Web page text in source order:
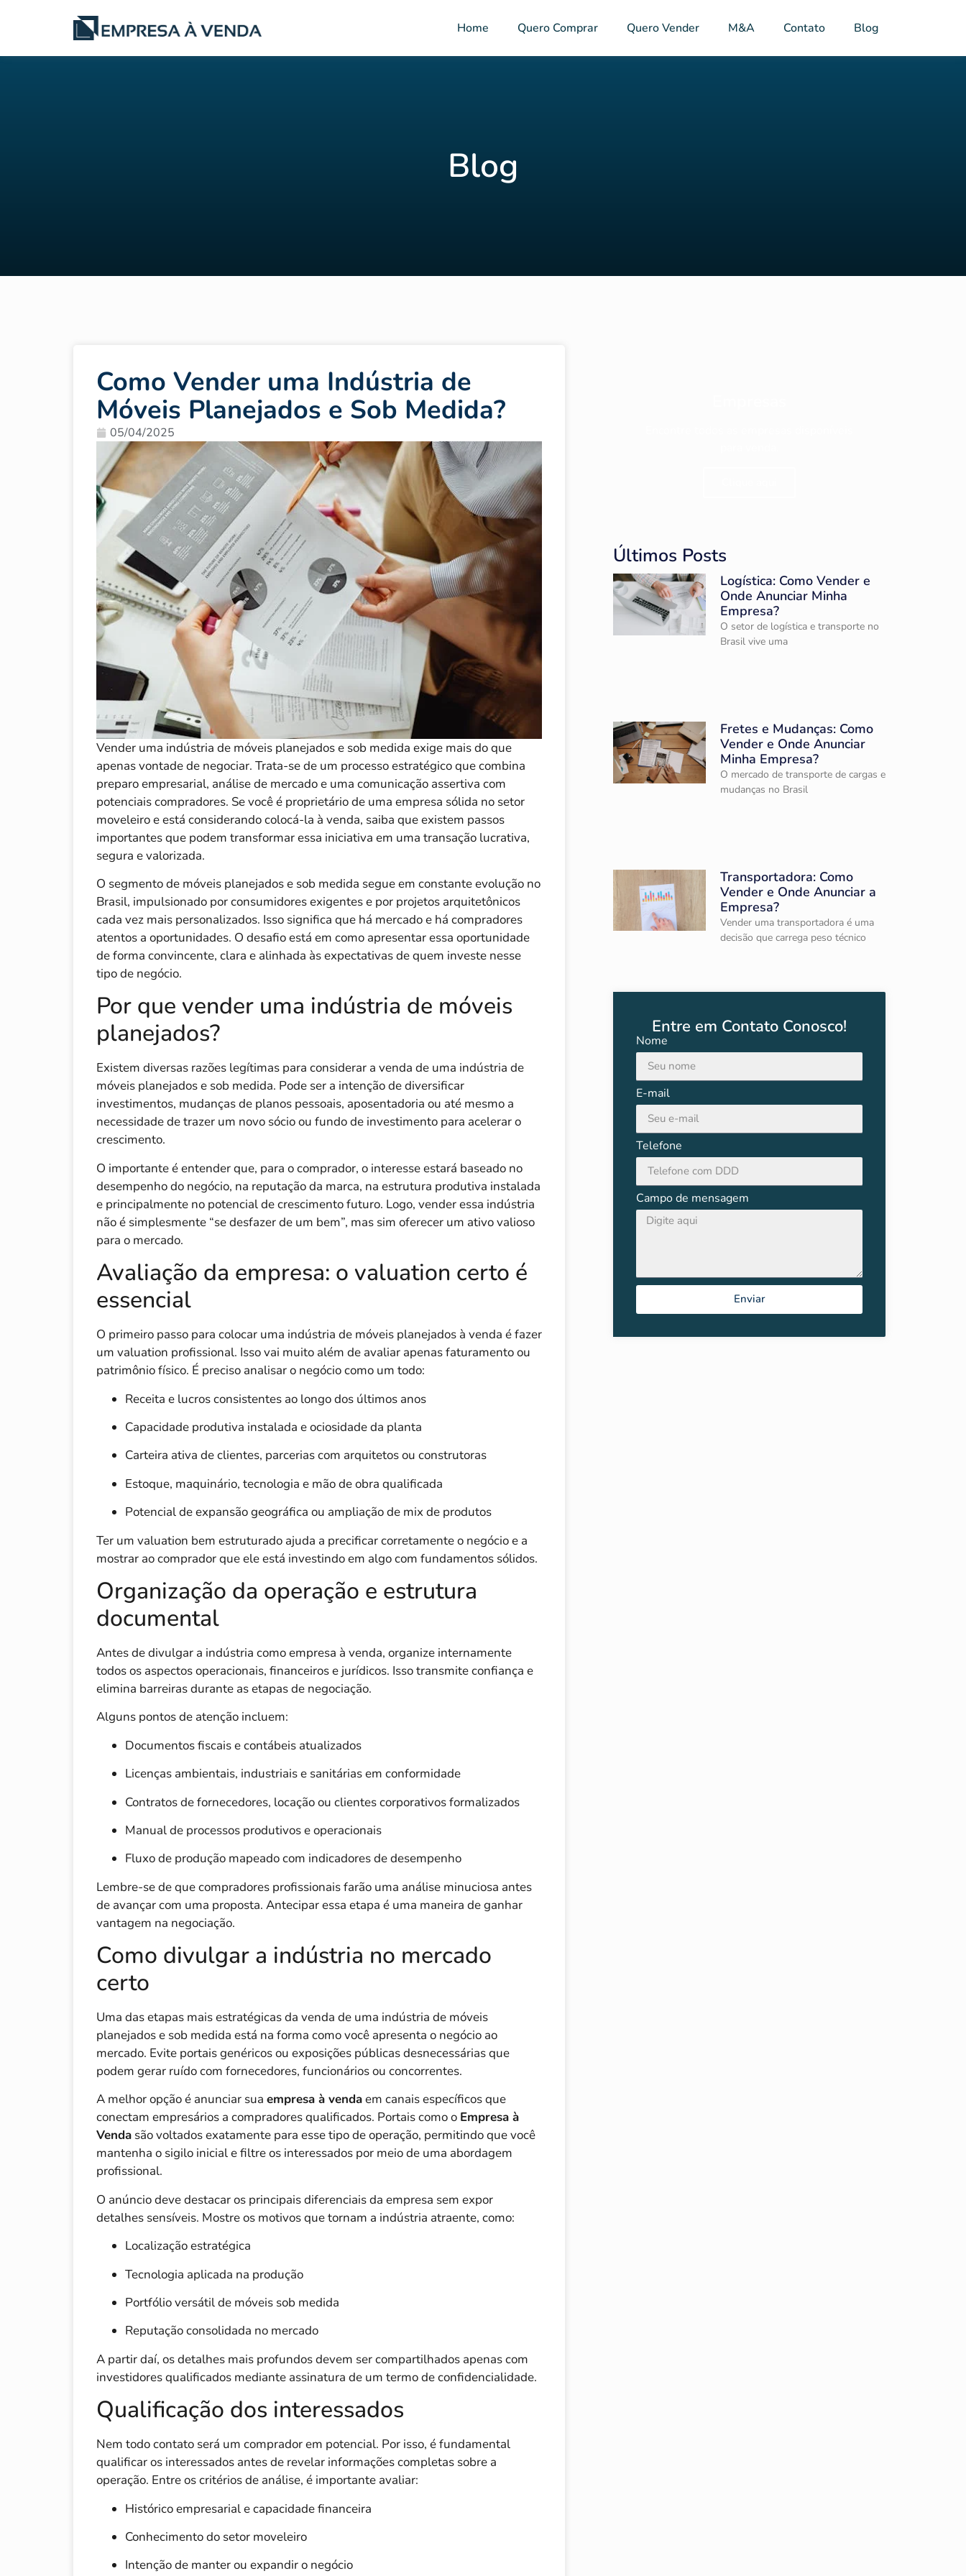
Home Quero Comprar Quero Vender M&A Contato Blog
Blog
Como Vender uma Indústria de
Móveis Planejados e Sob Medida?
05/04/2025
Vender uma indústria de móveis planejados e sob medida exige mais do que
apenas vontade de negociar. Trata-se de um processo estratégico que combina
preparo empresarial, análise de mercado e uma comunicação assertiva com
potenciais compradores. Se você é proprietário de uma empresa sólida no setor
moveleiro e está considerando colocá-la à venda, saiba que existem passos
importantes que podem transformar essa iniciativa em uma transação lucrativa,
segura e valorizada.
O segmento de móveis planejados e sob medida segue em constante evolução no
Brasil, impulsionado por consumidores exigentes e por projetos arquitetônicos
cada vez mais personalizados. Isso significa que há mercado e há compradores
atentos a oportunidades. O desafio está em como apresentar essa oportunidade
de forma convincente, clara e alinhada às expectativas de quem investe nesse
tipo de negócio.
Por que vender uma indústria de móveis
planejados?
Existem diversas razões legítimas para considerar a venda de uma indústria de
móveis planejados e sob medida. Pode ser a intenção de diversificar
investimentos, mudanças de planos pessoais, aposentadoria ou até mesmo a
necessidade de trazer um novo sócio ou fundo de investimento para acelerar o
crescimento.
O importante é entender que, para o comprador, o interesse estará baseado no
desempenho do negócio, na reputação da marca, na estrutura produtiva instalada
e principalmente no potencial de crescimento futuro. Logo, vender essa indústria
não é simplesmente “se desfazer de um bem”, mas sim oferecer um ativo valioso
para o mercado.
Avaliação da empresa: o valuation certo é
essencial
O primeiro passo para colocar uma indústria de móveis planejados à venda é fazer
um valuation profissional. Isso vai muito além de avaliar apenas faturamento ou
patrimônio físico. É preciso analisar o negócio como um todo:
Receita e lucros consistentes ao longo dos últimos anos
Capacidade produtiva instalada e ociosidade da planta
Carteira ativa de clientes, parcerias com arquitetos ou construtoras
Estoque, maquinário, tecnologia e mão de obra qualificada
Potencial de expansão geográfica ou ampliação de mix de produtos
Ter um valuation bem estruturado ajuda a precificar corretamente o negócio e a
mostrar ao comprador que ele está investindo em algo com fundamentos sólidos.
Organização da operação e estrutura
documental
Antes de divulgar a indústria como empresa à venda, organize internamente
todos os aspectos operacionais, financeiros e jurídicos. Isso transmite confiança e
elimina barreiras durante as etapas de negociação.
Alguns pontos de atenção incluem:
Documentos fiscais e contábeis atualizados
Licenças ambientais, industriais e sanitárias em conformidade
Contratos de fornecedores, locação ou clientes corporativos formalizados
Manual de processos produtivos e operacionais
Fluxo de produção mapeado com indicadores de desempenho
Lembre-se de que compradores profissionais farão uma análise minuciosa antes
de avançar com uma proposta. Antecipar essa etapa é uma maneira de ganhar
vantagem na negociação.
Como divulgar a indústria no mercado
certo
Uma das etapas mais estratégicas da venda de uma indústria de móveis
planejados e sob medida está na forma como você apresenta o negócio ao
mercado. Evite portais genéricos ou exposições públicas desnecessárias que
podem gerar ruído com fornecedores, funcionários ou concorrentes.
A melhor opção é anunciar sua empresa à vendaem canais específicos que
conectam empresários a compradores qualificados. Portais como o Empresa à
Venda são voltados exatamente para esse tipo de operação, permitindo que você
mantenha o sigilo inicial e filtre os interessados por meio de uma abordagem
profissional.
O anúncio deve destacar os principais diferenciais da empresa sem expor
detalhes sensíveis. Mostre os motivos que tornam a indústria atraente, como:
Localização estratégica
Tecnologia aplicada na produção
Portfólio versátil de móveis sob medida
Reputação consolidada no mercado
A partir daí, os detalhes mais profundos devem ser compartilhados apenas com
investidores qualificados mediante assinatura de um termo de confidencialidade.
Qualificação dos interessados
Nem todo contato será um comprador em potencial. Por isso, é fundamental
qualificar os interessados antes de revelar informações completas sobre a
operação. Entre os critérios de análise, é importante avaliar:
Histórico empresarial e capacidade financeira
Conhecimento do setor moveleiro
Intenção de manter ou expandir o negócio
Últimos Posts
Logística: Como Vender e
Onde Anunciar Minha
Empresa?
O setor de logística e transporte no
Brasil vive uma
Fretes e Mudanças: Como
Vender e Onde Anunciar
Minha Empresa?
O mercado de transporte de cargas e
mudanças no Brasil
Transportadora: Como
Vender e Onde Anunciar a
Empresa?
Vender uma transportadora é uma
decisão que carrega peso técnico
Entre em Contato Conosco!
Nome
E-mail
Telefone
Campo de mensagem
Enviar